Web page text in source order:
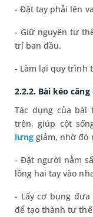
- Đặt tay phải lên
- Giữ nguyên tư
trí ban đầu.
- Làm lại quy trình
2.2.2. Bài kéo
Tác dụng của
trên, giúp cột
lưng giảm, nhờ đó
- Đặt người nằm
lồng hai tay vào
- Lấy cơ bụng
để tạo thành tư